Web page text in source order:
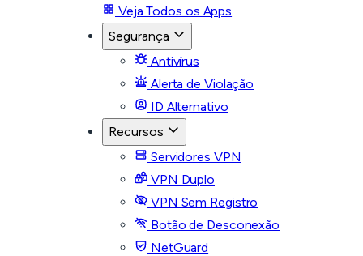
Veja Todos os Apps
Segurança
Antivírus
Alerta de Violação
ID Alternativo
Recursos
Servidores VPN
VPN Duplo
VPN Sem Registro
Botão de Desconexão
NetGuard